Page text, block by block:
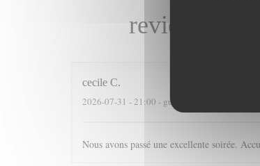
cecile C
2026-07-31 - 21:00 - guests 4
Nous avons passé une excellente soirée.